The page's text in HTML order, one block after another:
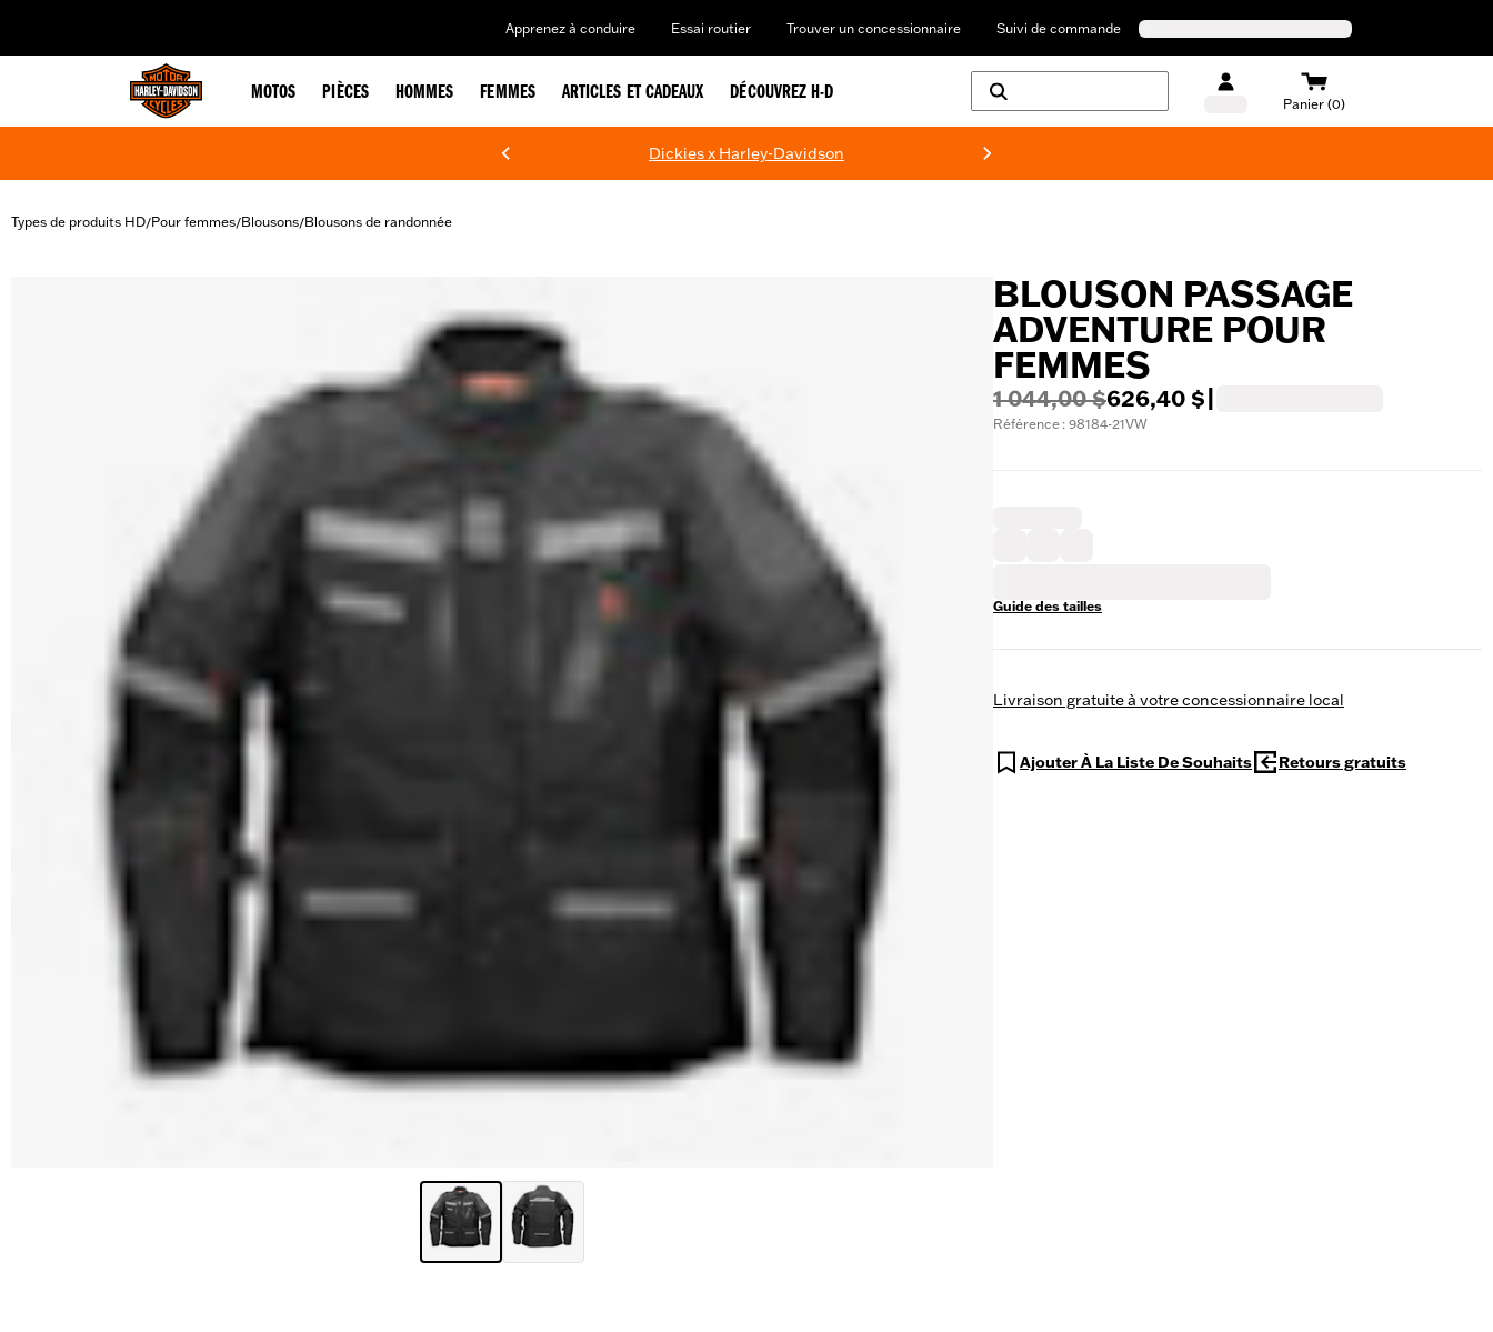
Apprenez à conduire Essai routier Trouver un concessionnaire Suivi de commande
MOTOS PIÈCES HOMMES FEMMES ARTICLES ET CADEAUX DÉCOUVREZ H-D
Panier (0)
Dickies x Harley-Davidson
Types de produits HD/Pour femmes/Blousons/Blousons de randonnée
BLOUSON PASSAGE
ADVENTURE POUR
FEMMES
1 044,00 $626,40 $
Référence : 98184-21VW
Guide des tailles
Livraison gratuite à votre concessionnaire local
Ajouter À La Liste De Souhaits Retours gratuits